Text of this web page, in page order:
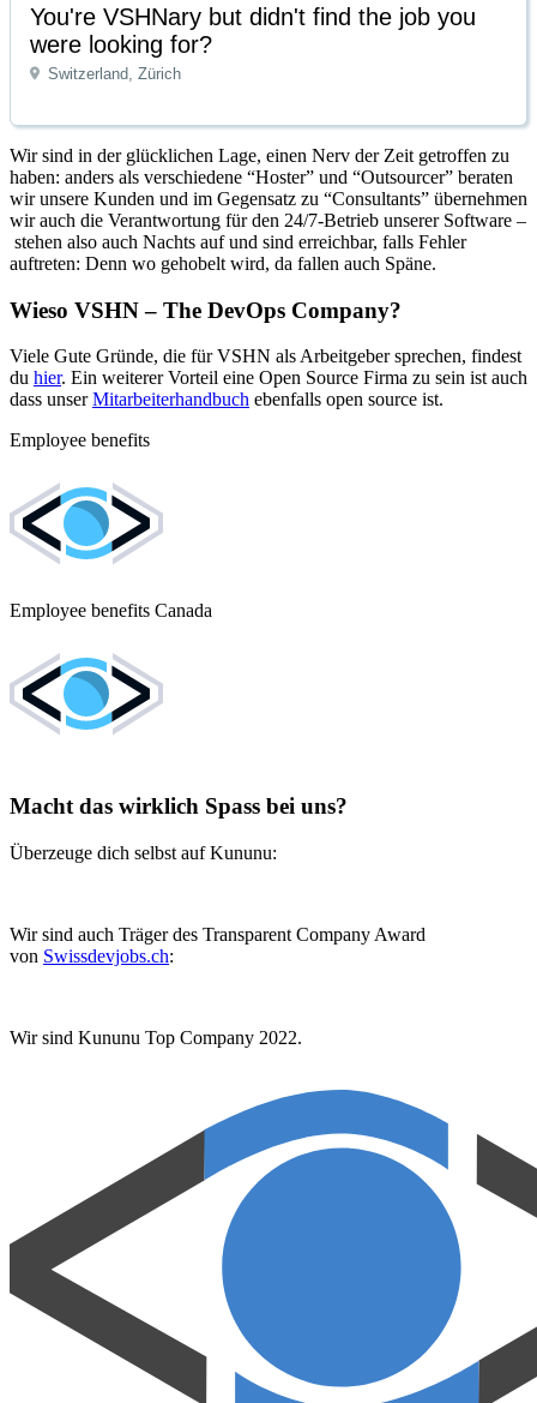
You're VSHNary but didn't find the job you
were looking for?
Switzerland, Zürich
Wir sind in der glücklichen Lage, einen Nerv der Zeit getroffen zu
haben: anders als verschiedene “Hoster” und “Outsourcer” beraten
wir unsere Kunden und im Gegensatz zu “Consultants” übernehmen
wir auch die Verantwortung für den 24/7-Betrieb unserer Software –
stehen also auch Nachts auf und sind erreichbar, falls Fehler
auftreten: Denn wo gehobelt wird, da fallen auch Späne.
Wieso VSHN – The DevOps Company?
Viele Gute Gründe, die für VSHN als Arbeitgeber sprechen, findest
du hier. Ein weiterer Vorteil eine Open Source Firma zu sein ist auch
dass unserMitarbeiterhandbuch ebenfalls open source ist.
Employee benefits
Employee benefits Canada
Macht das wirklich Spass bei uns?
Überzeuge dich selbst auf Kununu:
Wir sind auch Träger des Transparent Company Award
von Swissdevjobs.ch:
Wir sind Kununu Top Company 2022.